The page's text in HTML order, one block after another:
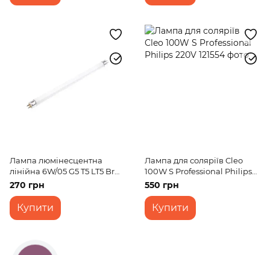
Лампа люмінесцентна
лінійна 6W/05 G5 T5 LT5 Br
(ACTINIC) 220V
270 грн
Купити
Лампа для соляріїв Cleo
100W S Professional Philips
220V
550 грн
Купити